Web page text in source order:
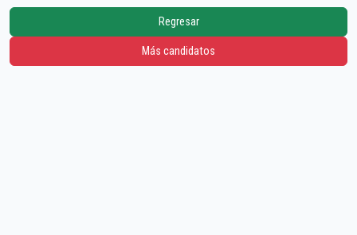
Regresar
Más candidatos